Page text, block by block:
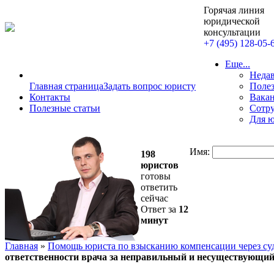
Горячая линия
юридической
консультации
+7 (495) 128-05-
Главная страницаЗадать вопрос юристу
Контакты
Полезные статьи
Еще...
Для
198
юристов
готовы
ответить
сейчас
Ответ за 12
минут
Имя:
Главная » Помощь юриста по взысканию компенсации через
ответственности врача за неправильный и